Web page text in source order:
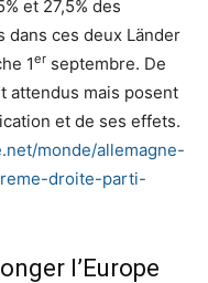
et 27,5% des
dans ces deux Länder
1er septembre. De
attendus mais posent
et de ses effets.
monde/allemagne-
droite-parti-
l’Europe